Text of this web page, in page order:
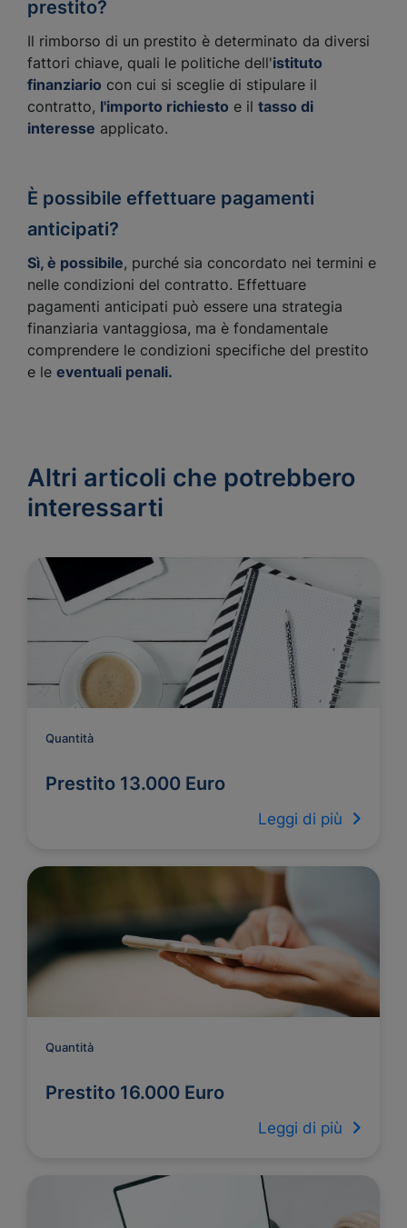
prestito?
Il rimborso di un prestito è determinato da diversi
fattori chiave, quali le politiche dell'istituto
finanziario con cui si sceglie di stipulare il
contratto, l'importo richiesto e il tasso di
interesse applicato.
È possibile effettuare pagamenti
anticipati?
Sì, è possibile, purché sia concordato nei termini e
nelle condizioni del contratto. Effettuare
pagamenti anticipati può essere una strategia
finanziaria vantaggiosa, ma è fondamentale
comprendere le condizioni specifiche del prestito
e le eventuali penali.
Altri articoli che potrebbero
interessarti
Quantità
Prestito 13.000 Euro
Leggi di più
Quantità
Prestito 16.000 Euro
Leggi di più